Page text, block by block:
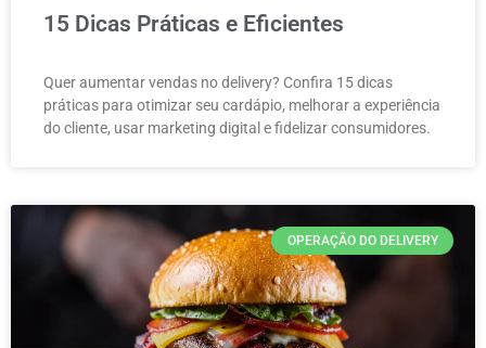
15 Dicas Práticas e Eficientes
Quer aumentar vendas no delivery? Confira 15 dicas
práticas para otimizar seu cardápio, melhorar a experiência
do cliente, usar marketing digital e fidelizar consumidores.
OPERAÇÃO DO DELIVERY